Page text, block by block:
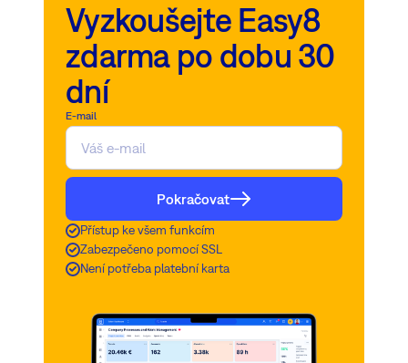
Vyzkoušejte Easy8
zdarma po dobu 30
dní
E-mail
Pokračovat
Přístup ke všem funkcím
Zabezpečeno pomocí SSL
Není potřeba platební karta